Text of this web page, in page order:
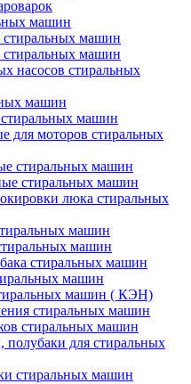
машин
машин
машин
насосов стиральных
машин
машин
для моторов стиральных
стиральных машин
стиральных машин
люка стиральных
машин
машин
стиральных машин
машин
машин ( КЭН)
стиральных машин
стиральных машин
полубаки для стиральных
стиральных машин